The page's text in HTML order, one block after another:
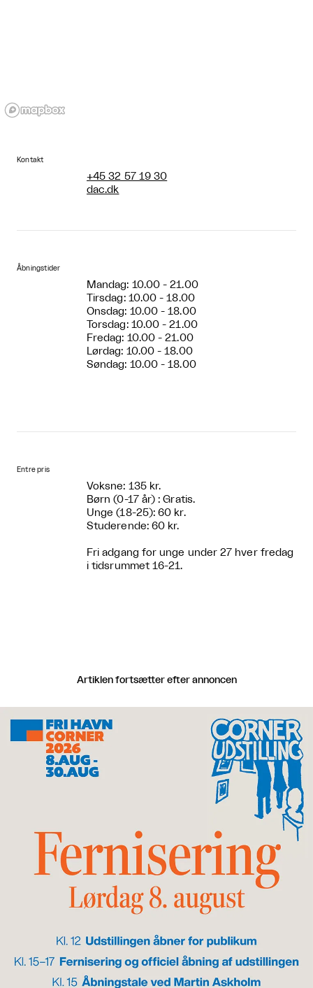
Kontakt
+45 32 57 19 30
dac.dk
Åbningstider
Mandag: 10.00 - 21.00
Tirsdag: 10.00 - 18.00
Onsdag: 10.00 - 18.00
Torsdag: 10.00 - 21.00
Fredag: 10.00 - 21.00
Lørdag: 10.00 - 18.00
Søndag: 10.00 - 18.00
Entre pris
Voksne: 135 kr.
Børn (0-17 år) : Gratis.
Unge (18-25): 60 kr.
Studerende: 60 kr.
Fri adgang for unge under 27 hver fredag
i tidsrummet 16-21.
Artiklen fortsætter efter annoncen